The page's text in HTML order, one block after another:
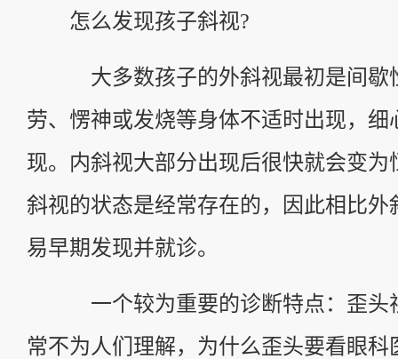
怎么发现孩子斜视?
大多数孩子的外斜视最初是间歇
劳、愣神或发烧等身体不适时出现，细
现。内斜视大部分出现后很快就会变为
斜视的状态是经常存在的，因此相比外
易早期发现并就诊。
一个较为重要的诊断特点：歪头
常不为人们理解，为什么歪头要看眼科